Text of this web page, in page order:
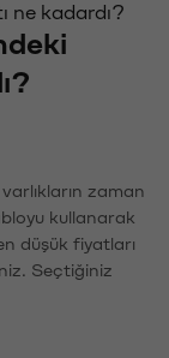
ne kadardı?
zaman
kullanarak
düşük fiyatları
Seçtiğiniz